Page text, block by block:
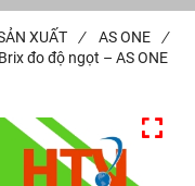
XUẤT / AS ONE
/
đo độ ngọt – AS ONE